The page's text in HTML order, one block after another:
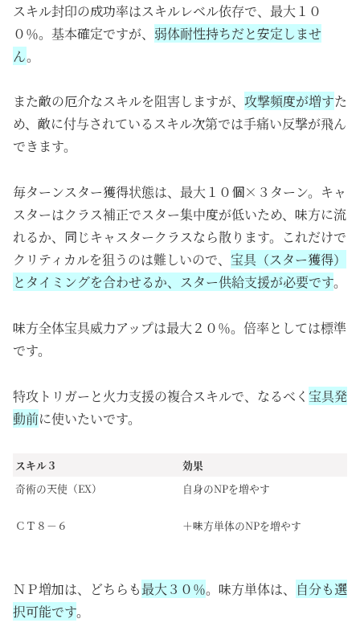
スキル封印の成功率はスキルレベル依存で、最大１０
０％。基本確定ですが、 弱体耐性持ちだと安定しませ
ん。
また敵の厄介なスキルを阻害しますが、 攻撃頻度が増すた
め、敵に付与されているスキル次第では手痛い反撃が飛ん
できます。
毎ターンスター獲得状態は、最大１０個×３ターン。キャ
スターはクラス補正でスター集中度が低いため、味方に流
れるか、同じキャスタークラスなら散ります。これだけで
クリティカルを狙うのは難しいので、 宝具（スター獲得）
とタイミングを合わせるか、スター供給支援が必要です。
味方全体宝具威力アップは最大２０％。倍率としては標準
です。
特攻トリガーと火力支援の複合スキルで、なるべく 宝具発
動前に使いたいです。
スキル３
効果
奇術の天使（EX）
ＣＴ８－６
自身のNPを増やす
＋味方単体のNPを増やす
ＮＰ増加は、どちらも最大３０％。味方単体は、
自分も選
択可能です。